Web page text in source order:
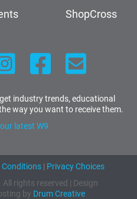
ShopCross
industry trends, educational
way you want to receive them.
latest W9
Conditions| Privacy Choices
rights reserved | Design
by Drum Creative